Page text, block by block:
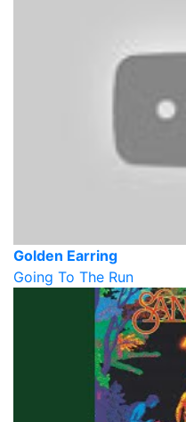
Golden Earring
Going To The Run